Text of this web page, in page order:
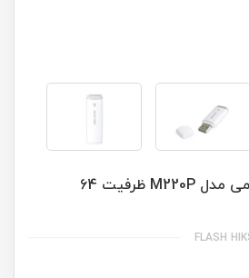
فلش مموری هایک سمی مدل M220P ظرفیت 64
FLASH